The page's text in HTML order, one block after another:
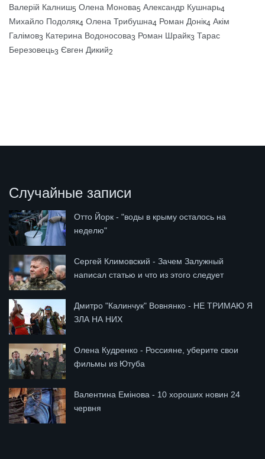
Валерій Калниш5 Олена Монова5 Александр Кушнарь4
Михайло Подоляк4 Олена Трибушна4 Роман Донік4 Акім
Галімов3 Катерина Водоносова3 Роман Шрайк3 Тарас
Березовець3 Євген Дикий2
Случайные записи
Отто Йорк - "воды в крыму осталось на
неделю"
Сергей Климовский - Зачем Залужный
написал статью и что из этого следует
Дмитро "Калинчук" Вовнянко - НЕ ТРИМАЮ Я
ЗЛА НА НИХ
Олена Кудренко - Россияне, уберите свои
фильмы из Ютуба
Валентина Емінова - 10 хороших новин 24
червня